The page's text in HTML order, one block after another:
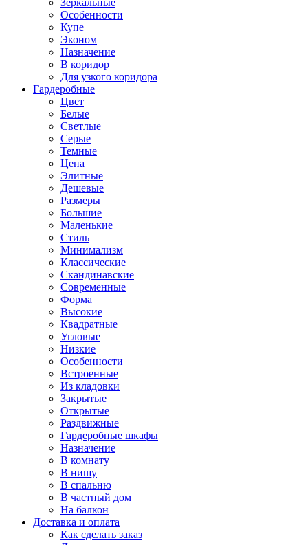
Зеркальные
Особенности
Купе
Эконом
Назначение
В коридор
Для узкого коридора
Гардеробные
Цвет
Белые
Светлые
Серые
Темные
Цена
Элитные
Дешевые
Размеры
Большие
Маленькие
Стиль
Минимализм
Классические
Скандинавские
Современные
Форма
Высокие
Квадратные
Угловые
Низкие
Особенности
Встроенные
Из кладовки
Закрытые
Открытые
Раздвижные
Гардеробные шкафы
Назначение
В комнату
В нишу
В спальню
В частный дом
На балкон
Доставка и оплата
Как сделать заказ